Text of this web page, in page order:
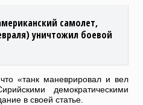
самолет,
уничтожил боевой
«танк маневрировал и вел
демократическими
в своей статье.